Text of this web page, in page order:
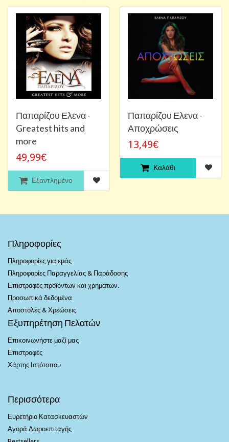
Παπαρίζου Ελενα -
Greatest hits and
more
49,99€
Εξαντλημένο
Παπαρίζου Ελενα -
Αποχρώσεις
13,49€
Καλάθι
Πληροφορίες
Πληροφορίες για εμάς
Πληροφορίες Παραγγελίας & Παράδοσης
Επιστροφές προϊόντων και χρημάτων.
Προσωπικά δεδομένα
Αποστολές & Χρεώσεις
Εξυπηρέτηση Πελατών
Επικοινωνήστε μαζί μας
Επιστροφές
Χάρτης Ιστότοπου
Περισσότερα
Ευρετήριο Κατασκευαστών
Αγορά Δωροεπιταγής